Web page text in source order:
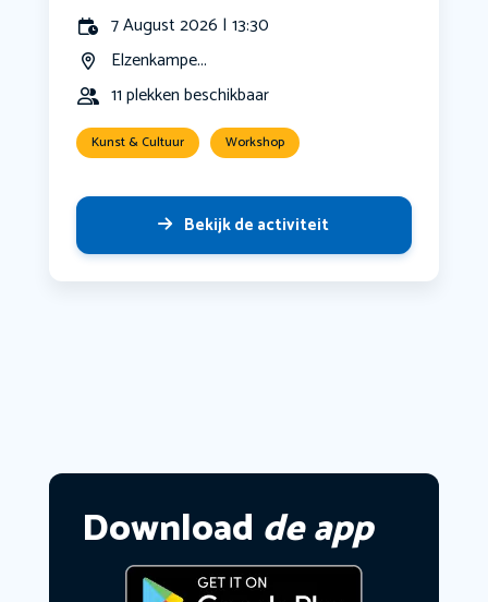
7 August 2026 | 13:30
Elzenkampe...
11 plekken beschikbaar
Kunst & Cultuur Workshop
Bekijk de activiteit
Download de app